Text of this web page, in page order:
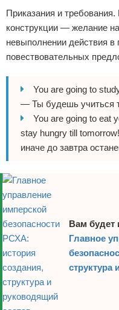
Приказания и
конструкции — желание
невыполнении действия
повествовательных
You are going to
— Ты будешь учиться
You are going to eat
stay hungry till
иначе до завтра
Вам будет
Главное
структура